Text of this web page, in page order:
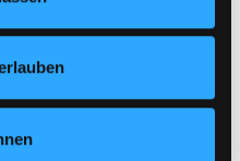
in unserer
Vor- und Mitlesen
Kinderbuch